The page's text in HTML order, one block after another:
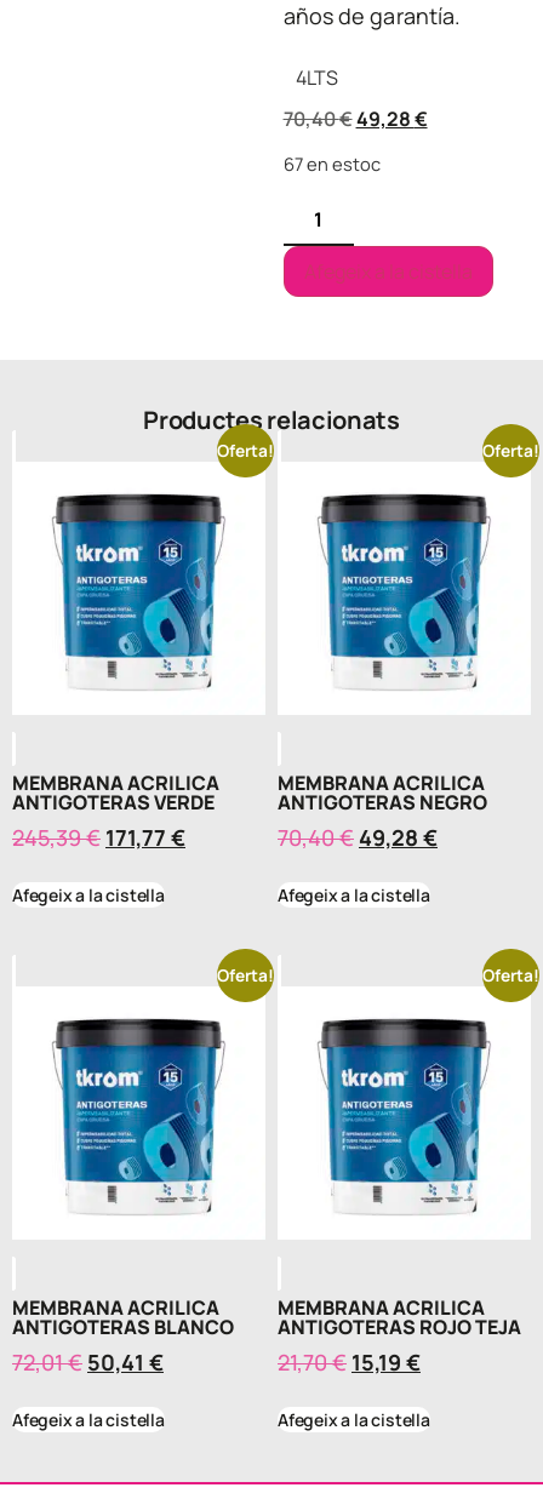
años de garantía.
4LTS
70,40€49,28€
67 en estoc
Afegeix a la cistella
Productes relacionats
Oferta!
MEMBRANA ACRILICA
ANTIGOTERAS VERDE
245,39€ 171,77 €
Afegeix a la cistella
Oferta!
MEMBRANA ACRILICA
ANTIGOTERAS NEGRO
70,40€ 49,28 €
Afegeix a la cistella
Oferta!
MEMBRANA ACRILICA
ANTIGOTERAS BLANCO
72,01€ 50,41 €
Afegeix a la cistella
Oferta!
MEMBRANA ACRILICA
ANTIGOTERAS ROJO TEJA
21,70€ 15,19 €
Afegeix a la cistella